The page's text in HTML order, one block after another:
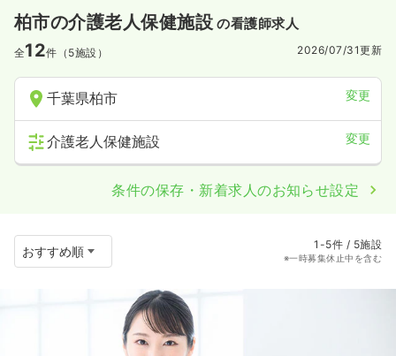
柏市の介護老人保健施設 の看護師求人
全12件（5施設） 2026/07/31更新
千葉県柏市 変更
介護老人保健施設 変更
条件の保存・新着求人のお知らせ設定
1-5件 / 5施設
※一時募集休止中を含む